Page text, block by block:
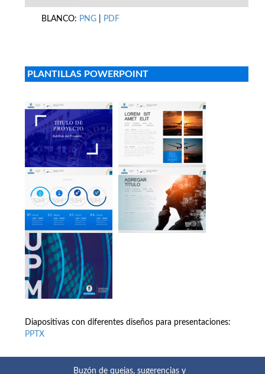
BLANCO: PNG PDF
PLANTILLAS POWERPOINT
Diapositivas con diferentes diseños para presentaciones:
PPTX
Buzón de quejas, sugerencias y